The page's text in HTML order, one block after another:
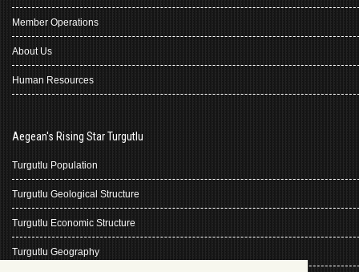
Member Operations
About Us
Human Resources
Aegean's Rising Star Turgutlu
Turgutlu Population
Turgutlu Geological Structure
Turgutlu Economic Structure
Turgutlu Geography